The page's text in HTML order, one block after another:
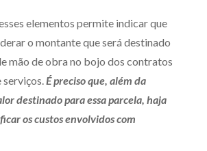
elementos permite indicar que
o montante que será destinado
mão de obra no bojo dos contratos
É preciso que, além da
destinado para essa parcela, haja
os custos envolvidos com